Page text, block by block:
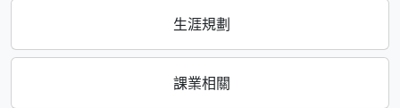
生涯規劃
課業相關